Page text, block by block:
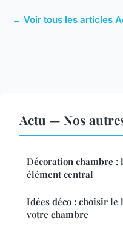
← Voir tous les articles
Actu — Nos
Décoration chambre :
élément central
Idées déco : choisir
votre chambre